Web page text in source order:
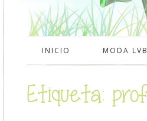
INICIO MODA LVB
Etiqueta: